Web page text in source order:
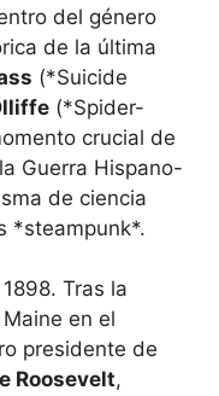
del género
de la última
(*Suicide
(*Spider-
crucial de
Guerra Hispano-
de ciencia
*steampunk*.
Tras la
en el
presidente de
Roosevelt,